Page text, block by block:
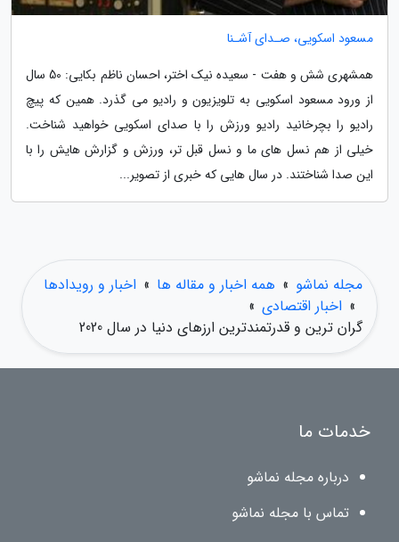
مسعود اسکویی، صـدای آشـنا
همشهری شش و هفت - سعیده نیک اختر، احسان ناظم بکایی: 50 سال
از ورود مسعود اسکویی به تلویزیون و رادیو می گذرد. همین که پیچ
رادیو را بچرخانید رادیو ورزش را با صدای اسکویی خواهید شناخت.
خیلی از هم نسل های ما و نسل قبل تر، ورزش و گزارش هایش را با
این صدا شناختند. در سال هایی که خبری از تصویر...
مجله نماشو » همه اخبار و مقاله ها » اخبار و رویدادها
» اخبار اقتصادی »
گران ترین و قدرتمندترین ارزهای دنیا در سال 2020
خدمات ما
درباره مجله نماشو
تماس با مجله نماشو